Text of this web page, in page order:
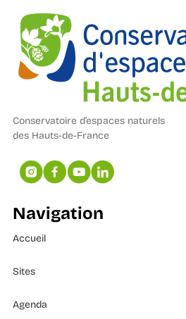
Conservatoire d’espaces naturels
des Hauts-de-France
Navigation
Accueil
Sites
Agenda